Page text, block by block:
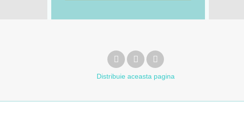
Distribuie aceasta pagina